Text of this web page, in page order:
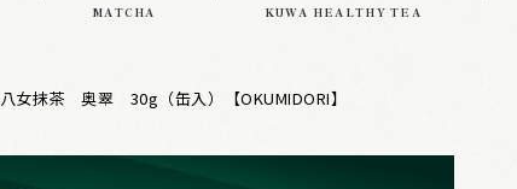
MATCHA KUWA HEALTHY TEA
八女抹茶 奥翠 30g（缶入）【OKUMIDORI】